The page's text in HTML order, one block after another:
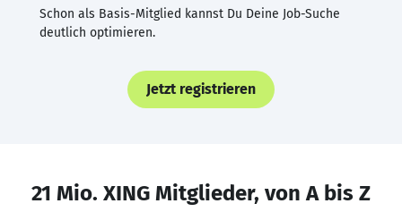
Schon als Basis-Mitglied kannst Du Deine Job-Suche
deutlich optimieren.
Jetzt registrieren
21 Mio. XING Mitglieder, von A bis Z